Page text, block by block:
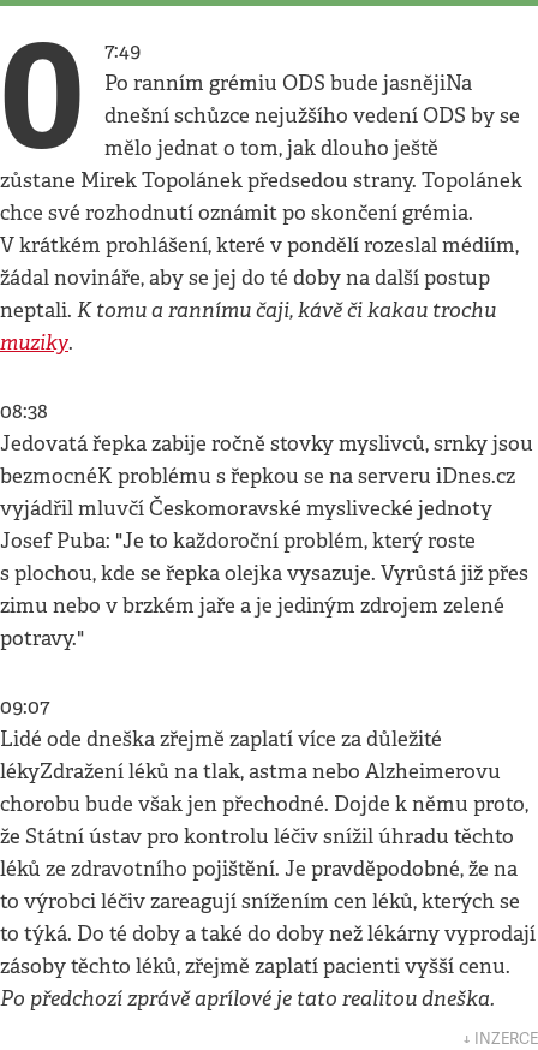
0
7:49
Po ranním grémiu ODS bude jasnějiNa
dnešní schůzce nejužšího vedení ODS by se
mělo jednat o tom, jak dlouho ještě
zůstane Mirek Topolánek předsedou strany. Topolánek
chce své rozhodnutí oznámit po skončení grémia.
V krátkém prohlášení, které v pondělí rozeslal médiím,
žádal novináře, aby se jej do té doby na další postup
neptali. K tomu a rannímu čaji, kávě či kakau trochu
muziky.
08:38
Jedovatá řepka zabije ročně stovky myslivců, srnky jsou
bezmocnéK problému s řepkou se na serveru iDnes.cz
vyjádřil mluvčí Českomoravské myslivecké jednoty
Josef Puba: "Je to každoroční problém, který roste
s plochou, kde se řepka olejka vysazuje. Vyrůstá již přes
zimu nebo v brzkém jaře a je jediným zdrojem zelené
potravy."
09:07
Lidé ode dneška zřejmě zaplatí více za důležité
lékyZdražení léků na tlak, astma nebo Alzheimerovu
chorobu bude však jen přechodné. Dojde k němu proto,
že Státní ústav pro kontrolu léčiv snížil úhradu těchto
léků ze zdravotního pojištění. Je pravděpodobné, že na
to výrobci léčiv zareagují snížením cen léků, kterých se
to týká. Do té doby a také do doby než lékárny vyprodají
zásoby těchto léků, zřejmě zaplatí pacienti vyšší cenu.
Po předchozí zprávě aprílové je tato realitou dneška.
↓ INZERCE